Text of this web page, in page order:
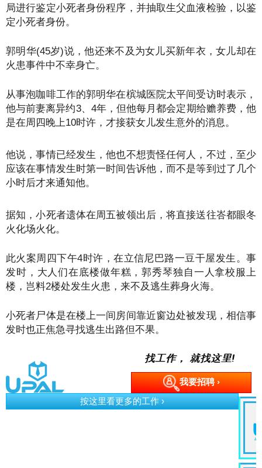
局进行鉴定小死者身份程序，并抽取生父血液检验，以鉴
定小死者身份。
郭明华(45岁)说，他还来不及为女儿买新年衣，女儿却在
火患事件中不幸身亡。
从事泡咖啡工作的郭明华在槟城医院太平间受访时表示，
他与前妻离异约3、4年，但他每月都会定期给赡养费，他
是在周四晚上10时许，才接获女儿发生意外的消息。
他说，事情已经发生，他也不想责怪任何人，不过，至少
应该在事情发生时第一时间告诉他，而不是等到过了几个
小时后才来通知他。
据知，小死者遗体在周五被领出后，将直接送往峇都眼冬
火化场火化。
此火案周四下午4时许，在立信尼巴路一豆干屋发生。事
发时，大人们在底楼做年糕，郭秀琴独自一人拿校服上
楼，岂料2楼处发生火患，来不及逃生葬身火海。
小死者尸体是在楼上一间房间靠近窗边处被发现，相信事
发时也正焦急寻找逃生出路但不果。
找工作， 就找这里!
我要招聘 ›
按这里看更多的工作 ›